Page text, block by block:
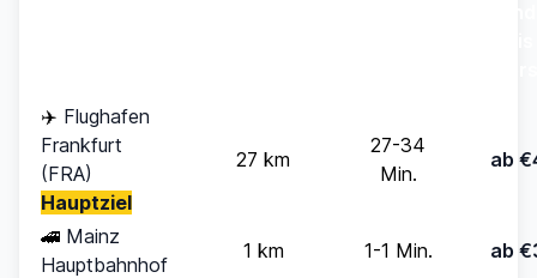
✈️ Flughafen
Frankfurt
(FRA)
Hauptziel
27 km
27-34
Min.
ab
🚄 Mainz
Hauptbahnhof
1 km 1-1 Min.
ab